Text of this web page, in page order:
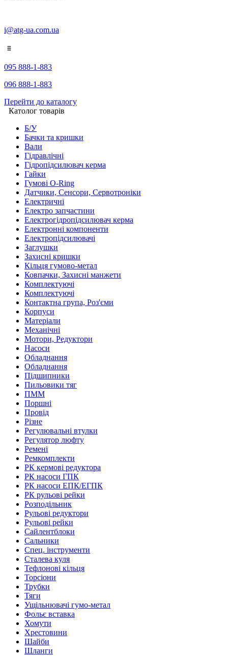
i@atg-ua.com.ua
095 888-1-883
096 888-1-883
Перейти до каталогу
Католог товарів
Б/У
Бачки та кришки
Вали
Гідравлічні
Гідропідсилювач керма
Гайки
Гумові O-Ring
Датчики, Сенсори, Сервотроніки
Електричні
Електро запчастини
Електрогідропідсилювач керма
Електронні компоненти
Електропідсилювачі
Заглушки
Захисні кришки
Кільця гумово-метал
Ковпачки, Захисні манжети
Комплектуючі
Комплектуючі
Контактна група, Роз'єми
Корпуси
Матеріали
Механічні
Мотори, Редуктори
Насоси
Обладнання
Обладнання
Підшипники
Пильовики тяг
ПММ
Поршні
Провід
Різне
Регулювальні втулки
Регулятор люфту
Ремені
Ремкомплекти
РК кермові редуктора
РК насоси ГПК
РК насоси ЕПК/ЕГПК
РК рульові рейки
Розподільник
Рульові редуктори
Рульові рейки
Сайлентблоки
Сальники
Спец. інструменти
Сталева куля
Тефлонові кільця
Торсіони
Трубки
Тяги
Ущільнювачі гумо-метал
Фольє вставка
Хомути
Хрестовини
Шайби
Шланги